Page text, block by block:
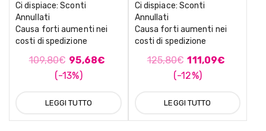
Ci dispiace: Sconti
Annullati
Causa forti aumenti nei
costi di spedizione
109,80€ 95,68€
(-13%)
LEGGI TUTTO
Ci dispiace: Sconti
Annullati
Causa forti aumenti nei
costi di spedizione
125,80€ 111,09€
(-12%)
LEGGI TUTTO